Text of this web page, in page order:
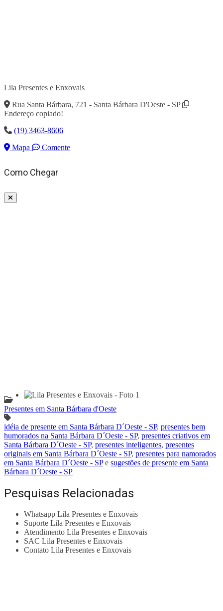
Lila Presentes e Enxovais
Rua Santa Bárbara, 721 - Santa Bárbara D'Oeste - SP
Endereço copiado!
(19) 3463-8606
Mapa
Comente
Como Chegar
Presentes em Santa Bárbara d'Oeste
idéia de presente em Santa Bárbara D´Oeste - SP, presentes bem
humorados na Santa Bárbara D´Oeste - SP, presentes criativos em
Santa Bárbara D´Oeste - SP, presentes inteligentes, presentes
originais em Santa Bárbara D´Oeste - SP, presentes para namorados
em Santa Bárbara D´Oeste - SPe sugestões de presente em Santa
Bárbara D´Oeste - SP
Pesquisas Relacionadas
Whatsapp Lila Presentes e Enxovais
Suporte Lila Presentes e Enxovais
Atendimento Lila Presentes e Enxovais
SAC Lila Presentes e Enxovais
Contato Lila Presentes e Enxovais